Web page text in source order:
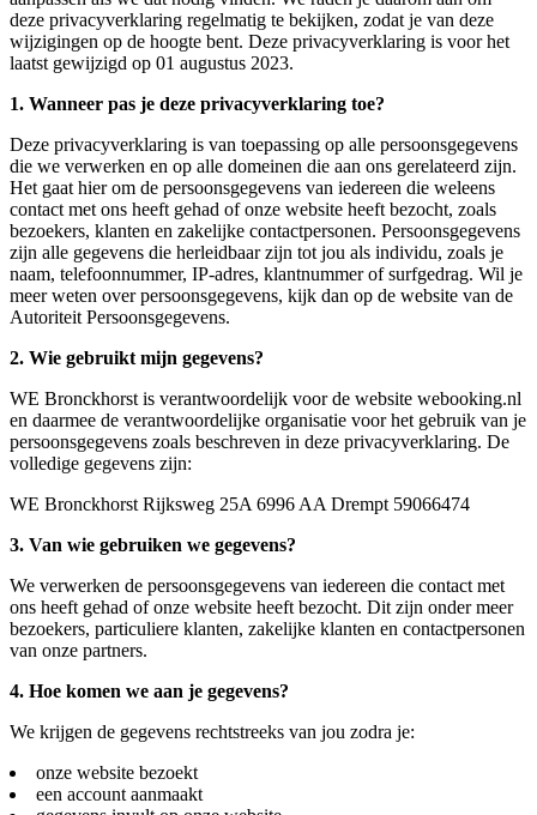
deze privacyverklaring regelmatig te bekijken, zodat je van deze
wijzigingen op de hoogte bent. Deze privacyverklaring is voor het
laatst gewijzigd op 01 augustus 2023.
1. Wanneer pas je deze privacyverklaring toe?
Deze privacyverklaring is van toepassing op alle persoonsgegevens
die we verwerken en op alle domeinen die aan ons gerelateerd zijn.
Het gaat hier om de persoonsgegevens van iedereen die weleens
contact met ons heeft gehad of onze website heeft bezocht, zoals
bezoekers, klanten en zakelijke contactpersonen. Persoonsgegevens
zijn alle gegevens die herleidbaar zijn tot jou als individu, zoals je
naam, telefoonnummer, IP-adres, klantnummer of surfgedrag. Wil je
meer weten over persoonsgegevens, kijk dan op de website van de
Autoriteit Persoonsgegevens.
2. Wie gebruikt mijn gegevens?
WE Bronckhorst is verantwoordelijk voor de website webooking.nl
en daarmee de verantwoordelijke organisatie voor het gebruik van je
persoonsgegevens zoals beschreven in deze privacyverklaring. De
volledige gegevens zijn:
WE Bronckhorst Rijksweg 25A 6996 AA Drempt 59066474
3. Van wie gebruiken we gegevens?
We verwerken de persoonsgegevens van iedereen die contact met
ons heeft gehad of onze website heeft bezocht. Dit zijn onder meer
bezoekers, particuliere klanten, zakelijke klanten en contactpersonen
van onze partners.
4. Hoe komen we aan je gegevens?
We krijgen de gegevens rechtstreeks van jou zodra je:
onze website bezoekt
een account aanmaakt